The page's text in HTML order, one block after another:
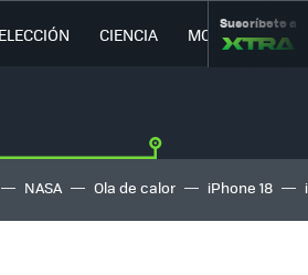
CIENCIA MOVILIDAD
Suscríbete a
NASA Ola de calor iPhone 18